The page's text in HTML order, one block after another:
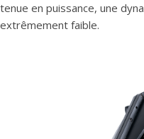
tenue en puissance, une
extrêmement faible.